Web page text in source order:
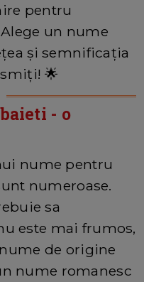
pentru
un nume
și semnificația
🌟
- o
nume pentru
numeroase.
sa
este mai frumos,
de origine
nume romanesc